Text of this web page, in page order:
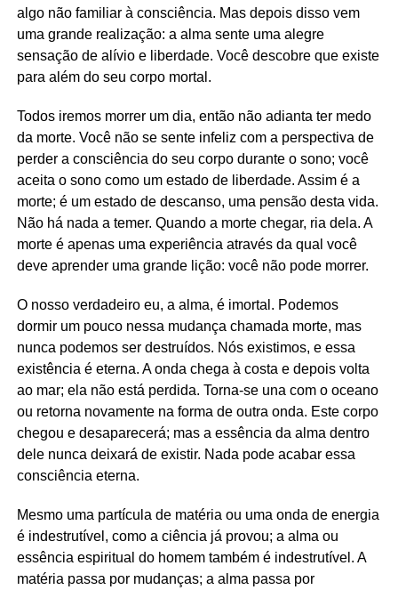
algo não familiar à consciência. Mas depois disso vem
uma grande realização: a alma sente uma alegre
sensação de alívio e liberdade. Você descobre que existe
para além do seu corpo mortal.
Todos iremos morrer um dia, então não adianta ter medo
da morte. Você não se sente infeliz com a perspectiva de
perder a consciência do seu corpo durante o sono; você
aceita o sono como um estado de liberdade. Assim é a
morte; é um estado de descanso, uma pensão desta vida.
Não há nada a temer. Quando a morte chegar, ria dela. A
morte é apenas uma experiência através da qual você
deve aprender uma grande lição: você não pode morrer.
O nosso verdadeiro eu, a alma, é imortal. Podemos
dormir um pouco nessa mudança chamada morte, mas
nunca podemos ser destruídos. Nós existimos, e essa
existência é eterna. A onda chega à costa e depois volta
ao mar; ela não está perdida. Torna-se una com o oceano
ou retorna novamente na forma de outra onda. Este corpo
chegou e desaparecerá; mas a essência da alma dentro
dele nunca deixará de existir. Nada pode acabar essa
consciência eterna.
Mesmo uma partícula de matéria ou uma onda de energia
é indestrutível, como a ciência já provou; a alma ou
essência espiritual do homem também é indestrutível. A
matéria passa por mudanças; a alma passa por